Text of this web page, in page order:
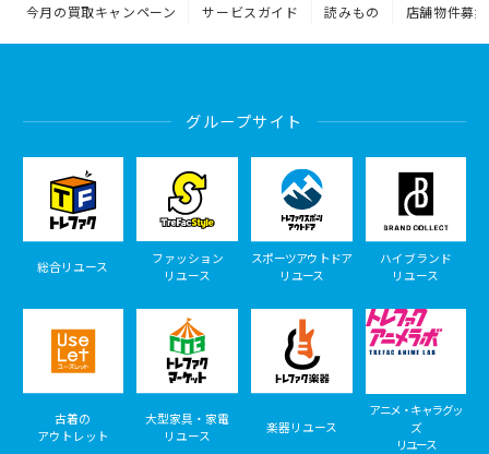
今月の買取キャンペーン サービスガイド 読みもの 店舗物件募集
グループサイト
総合リユース
ファッション
リユース
スポーツアウトドア
リユース
ハイブランド
リユース
古着の
アウトレット
大型家具・家電
リユース
楽器リユース
アニメ・キャラグッ
ズ
リユース